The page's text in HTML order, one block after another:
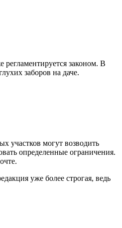
регламентируется законом. В
заборов на даче.
участков могут возводить
определенные ограничения.
уже более строгая, ведь